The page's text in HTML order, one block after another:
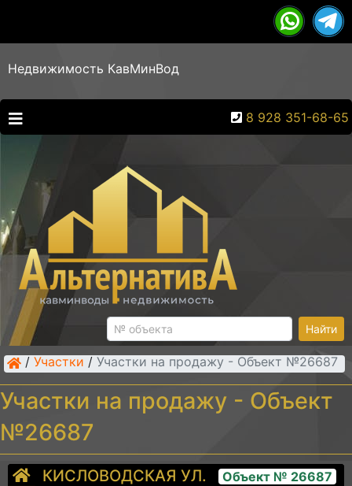
Недвижимость КавМинВод
8 928 351-68-65
Найти
/ Участки / Участки на продажу - Объект №26687
Участки на продажу - Объект
№26687
КИСЛОВОДСКАЯ УЛ. Объект № 26687